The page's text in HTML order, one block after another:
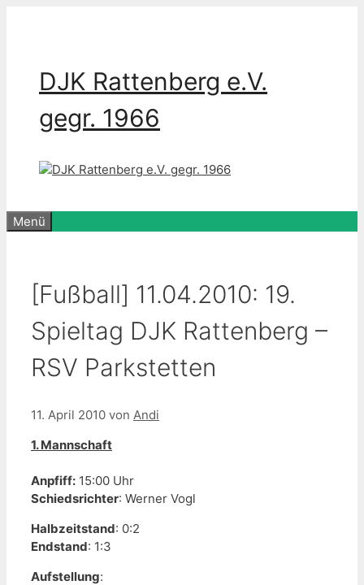
DJK Rattenberg e.V.
gegr. 1966
Menü
[Fußball] 11.04.2010: 19.
Spieltag DJK Rattenberg –
RSV Parkstetten
11. April 2010 von Andi
1. Mannschaft
Anpfiff: 15:00 Uhr
Schiedsrichter: Werner Vogl
Halbzeitstand: 0:2
Endstand: 1:3
Aufstellung: